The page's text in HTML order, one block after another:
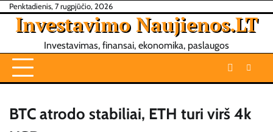
Skip
content
Penktadienis, 7 rugpjūčio, 2026
Investavimo Naujienos.LT
Investavimas, finansai, ekonomika, paslaugos
BTC atrodo stabiliai, ETH turi virš 4k